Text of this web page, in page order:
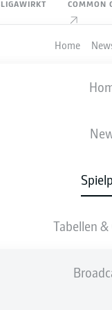
COMMON
Home
Tabellen
FIFA
5
AUFSTELLUNGEN